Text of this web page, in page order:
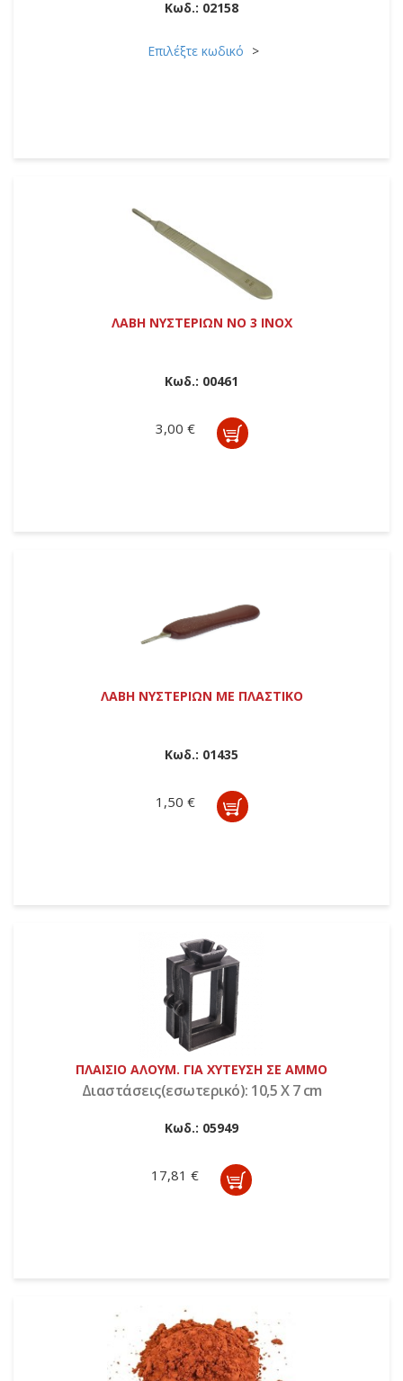
Κωδ.: 02158
Επιλέξτε κωδικό
ΛΑΒΗ ΝΥΣΤΕΡΙΩΝ ΝΟ 3 ΙΝΟΧ
Κωδ.: 00461
3,00 €
ΛΑΒΗ ΝΥΣΤΕΡΙΩΝ ΜΕ ΠΛΑΣΤΙΚΟ
Κωδ.: 01435
1,50 €
ΠΛΑΙΣΙΟ ΑΛΟΥΜ. ΓΙΑ ΧΥΤΕΥΣΗ ΣΕ ΑΜΜΟ
Διαστάσεις(εσωτερικό): 10,5 X 7 cm
Κωδ.: 05949
17,81 €